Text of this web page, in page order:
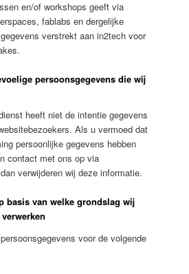
en/of workshops geeft via
fablabs en dergelijke
verstrekt aan in2tech voor
persoonsgegevens die wij
heeft niet de intentie gegevens
Als u vermoed dat
persoonlijke gegevens hebben
contact met ons op via
verwijderen wij deze informatie.
basis van welke grondslag wij
voor de volgende